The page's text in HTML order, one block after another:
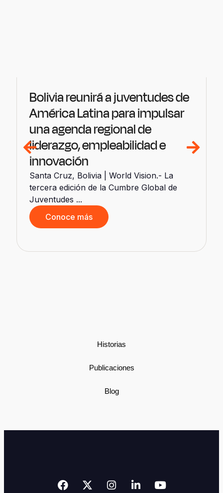
Historias
Publicaciones
Blog
Bolivia reunirá a juventudes de
América Latina para impulsar
una agenda regional de
liderazgo, empleabilidad e
innovación
Santa Cruz, Bolivia | World Vision.- La
tercera edición de la Cumbre Global de
Juventudes ...
Conoce más